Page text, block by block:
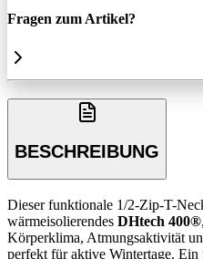
Fragen zum Artikel?
BESCHREIBUNG
Dieser funktionale 1/2-Zip-T-
wärmeisolierendes DHtech 400®
Körperklima, Atmungsaktivität
perfekt für aktive Wintertage.